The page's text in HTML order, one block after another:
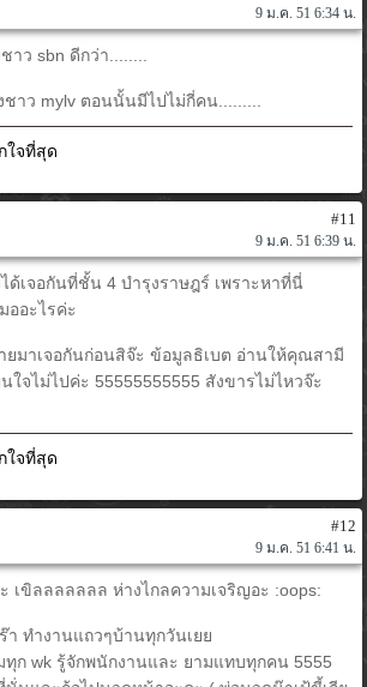
9 ม.ค. 51 6:34 น.
ว sbn ดีกว่า........
าว mylv ตอนนั้นมีไปไม่กี่คน.........
ใจที่สุด
#11
9 ม.ค. 51 6:39 น.
ด้เจอกันที่ชั้น 4 บำรุงราษฎร์ เพราะหาที่นี่
อะไรค่ะ
ยมาเจอกันก่อนสิจ๊ะ ข้อมูลธิเบต อ่านให้คุณสามี
ใจไม่ไปค่ะ 55555555555 สังขารไม่ไหวจ๊ะ
ใจที่สุด
#12
9 ม.ค. 51 6:41 น.
เขิลลลลลลล ห่างไกลความเจริญอะ :oops:
า ทำงานแถวๆบ้านทุกวันเยย
ก wk รู้จักพนักงานและ ยามแทบทุกคน 5555